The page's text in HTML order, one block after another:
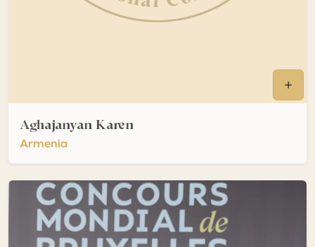
Aghajanyan Karen
Armenia